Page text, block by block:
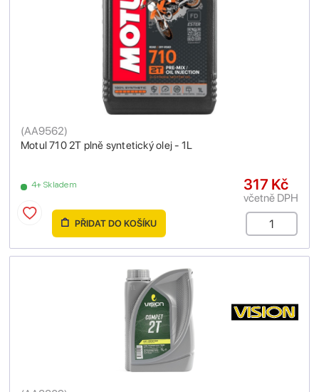
Motul 710 2T plně syntetický olej - 1L
(AA9562)
4+ Skladem 317 Kč
včetně DPH
PŘIDAT DO KOŠÍKU